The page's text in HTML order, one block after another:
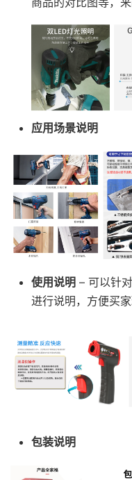
应用场景说明
使用说明 – 可以针
进行说明，方便买家
包装说明